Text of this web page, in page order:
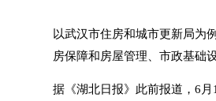
以武汉市住房和城市更新局为
房保障和房屋管理、市政基础
据《湖北日报》此前报道，6